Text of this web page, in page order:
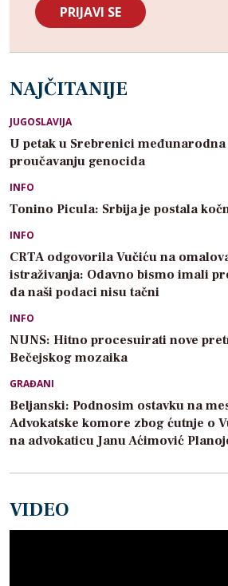
NAJČITANIJE
JUGOSLAVIJA
U petak u Srebrenici
proučavanju genocida
INFO
Tonino Picula: Srbija je postala
INFO
CRTA odgovorila Vučiću na
istraživanja: Odavno bismo imali
da naši podaci nisu tačni
INFO
NUNS: Hitno procesuirati nove
Bečejskog mozaika
GRAĐANI
Beljanski: Podnosim ostavku na
Advokatske komore zbog ćutnje o
na advokaticu Janu Aćimović
VIDEO